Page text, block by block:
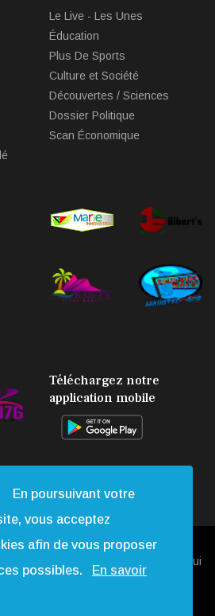
Le Live - Les Unes
Éducation
Plus De Sports
Culture et Société
Découvertes / Sciences
Dossier Politique
Scan Économique
Téléchargez notre
application mobile
FM. Tous Droits Réservés |
Qui
En poursuivant votre
vous acceptez
afin de vous proposer
possibles.
En savoir